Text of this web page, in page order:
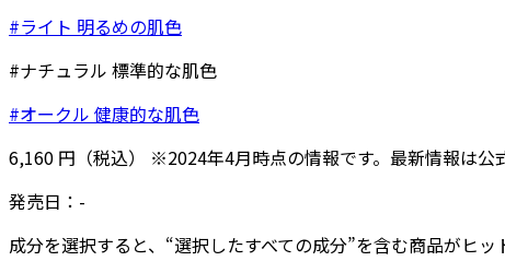
#ライト 明るめの肌色
#ナチュラル 標準的な肌色
#オークル 健康的な肌色
6,160 円 （税込） ※2024年4月時点の情報です。最新情報は公
発売日： -
成分を選択すると、“選択したすべての成分”を含む商品がヒッ